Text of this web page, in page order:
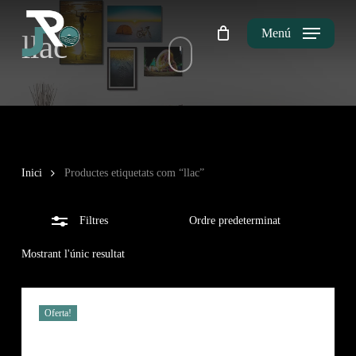
main
Menú
Cistella
Tanca
la
llac
Inici Productes etiquetats com “llac”
Filtres
Mostrant l'únic resultat
Tanca
Oferta!